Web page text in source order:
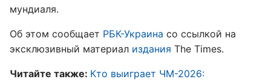
мундиаля.
Об этом сообщает РБК-Украина со ссылкой на
эксклюзивный материал издания The Times.
Читайте также: Кто выиграет ЧМ-2026: